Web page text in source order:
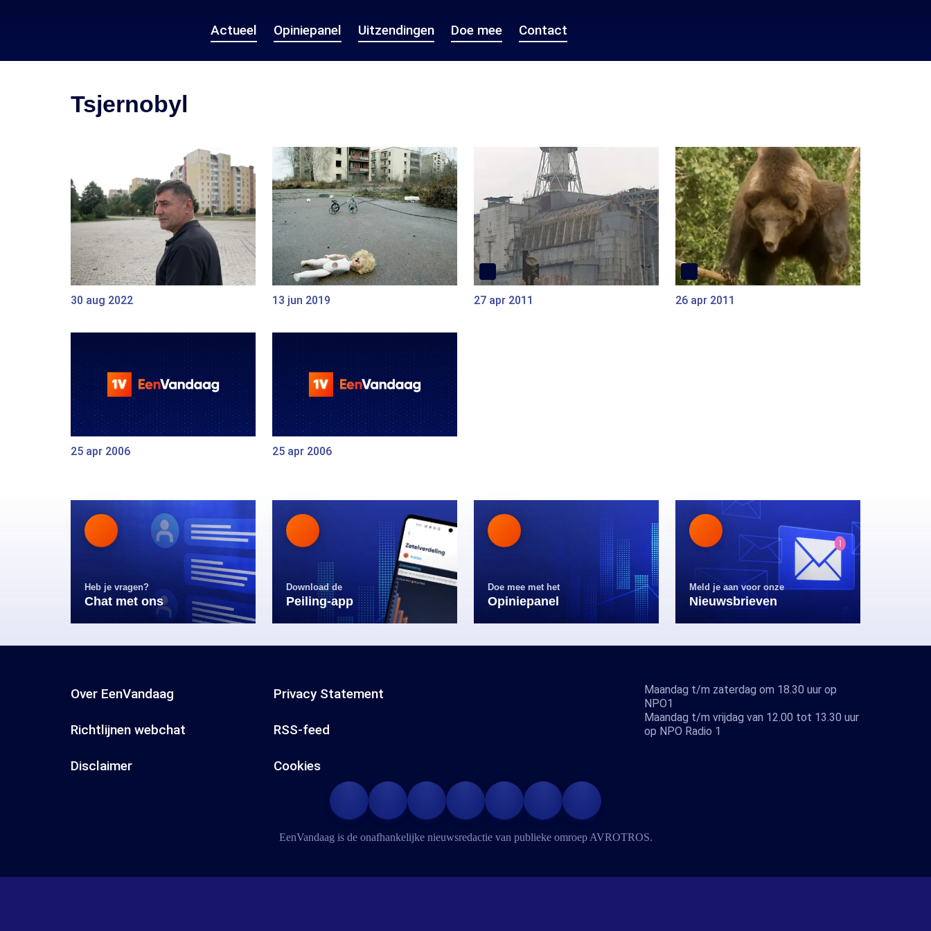
Actueel Opiniepanel Uitzendingen Doe mee Contact
Tsjernobyl
30 aug 2022 13 jun 2019 27 apr 2011 26 apr 2011
25 apr 2006 25 apr 2006
Heb je vragen?
Chat met ons
Download de
Peiling-app
Doe mee met het
Opiniepanel
Meld je aan voor onze
Nieuwsbrieven
Over EenVandaag Privacy Statement
Richtlijnen webchat RSS-feed
Disclaimer Cookies
Maandag t/m zaterdag om 18.30 uur op
NPO1
Maandag t/m vrijdag van 12.00 tot 13.30 uur
op NPO Radio 1
EenVandaag is de onafhankelijke nieuwsredactie van publieke omroep AVROTROS.